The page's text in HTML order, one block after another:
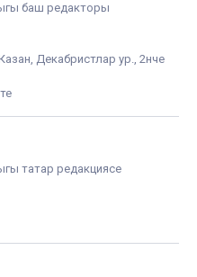
баш редакторы
Декабристлар ур., 2нче
татар редакциясе